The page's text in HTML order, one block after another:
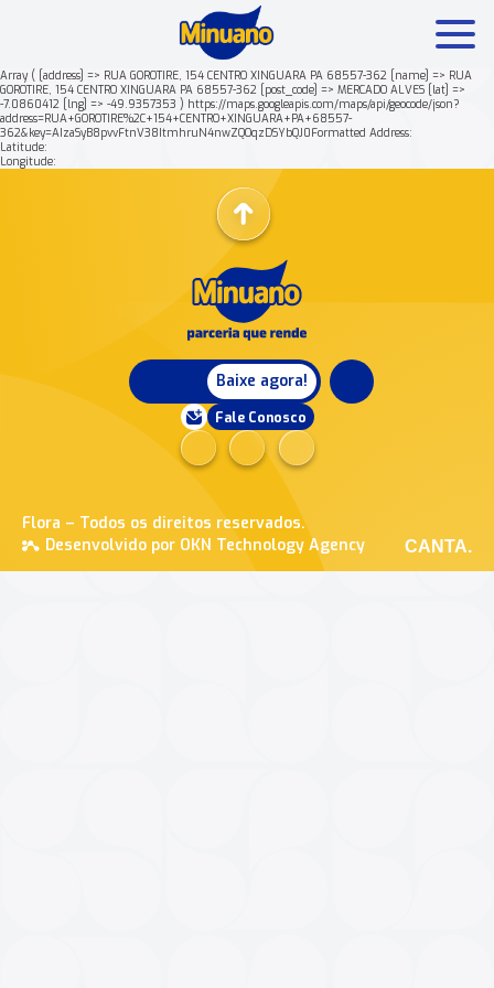
Array ( [address] => RUA GOROTIRE, 154 CENTRO XINGUARA PA 68557-362 [name] => RUA
GOROTIRE, 154 CENTRO XINGUARA PA 68557-362 [post_code] => MERCADO ALVES [lat] =>
-7.0860412 [lng] => -49.9357353 ) https://maps.googleapis.com/maps/api/geocode/json?
address=RUA+GOROTIRE%2C+154+CENTRO+XINGUARA+PA+68557-
362&key=AIzaSyB8pvvFtnV38ItmhruN4nwZQOqzDSYbQJ0Formatted Address:
Latitude:
Longitude:
Baixe agora!
Fale Conosco
Flora – Todos os direitos reservados.
Desenvolvido por OKN Technology Agency
CANTA.
Mais buscados: Produtos Minuano Rende +
Nossa história